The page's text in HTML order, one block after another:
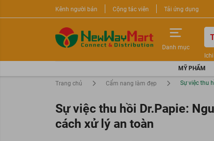
Kênh người bán Cộng tác viên Tải ứng dụng
Danh mục
Ichi
MỸ PHẨM
Trang chủ Cẩm nang làm đẹp Sự việc thu
Sự việc thu hồi Dr.Papie:
cách xử lý an toàn